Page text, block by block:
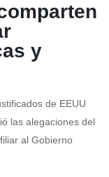
y
de EEUU
las alegaciones del
al Gobierno